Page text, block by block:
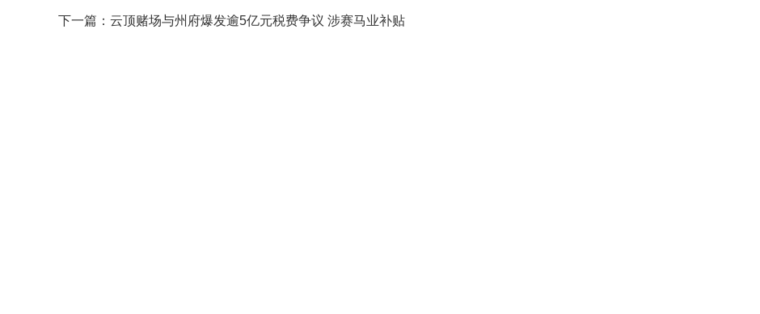
下一篇： 云顶赌场与州府爆发逾5亿元税费争议 涉赛马业补贴